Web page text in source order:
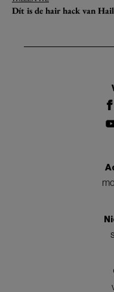
Dít is de hair hack van